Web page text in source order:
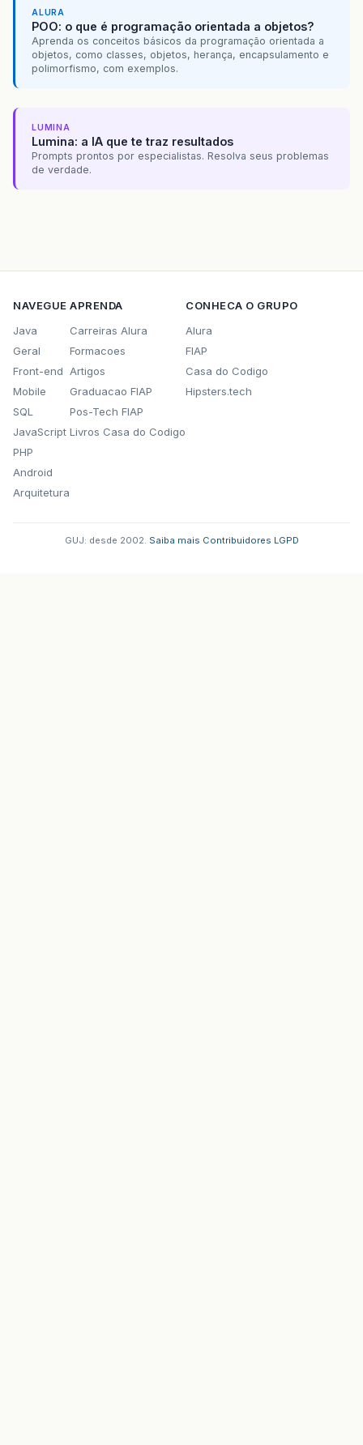
ALURA
POO: o que é programação orientada a objetos?
Aprenda os conceitos básicos da programação orientada a
objetos, como classes, objetos, herança, encapsulamento e
polimorfismo, com exemplos.
LUMINA
Lumina: a IA que te traz resultados
Prompts prontos por especialistas. Resolva seus problemas
de verdade.
NAVEGUE
Java
Geral
Front-end
Mobile
SQL
JavaScript
PHP
Android
Arquitetura
APRENDA
Carreiras Alura
Formacoes
Artigos
Graduacao FIAP
Pos-Tech FIAP
Livros Casa do Codigo
CONHECA O GRUPO
Alura
FIAP
Casa do Codigo
Hipsters.tech
GUJ: desde 2002. Saiba mais Contribuidores LGPD